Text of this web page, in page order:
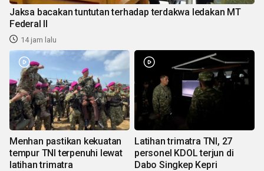
Jaksa bacakan tuntutan terhadap terdakwa ledakan MT
Federal II
14 jam lalu
Menhan pastikan kekuatan
tempur TNI terpenuhi lewat
latihan trimatra
Latihan trimatra TNI, 27
personel KDOL terjun di
Dabo Singkep Kepri